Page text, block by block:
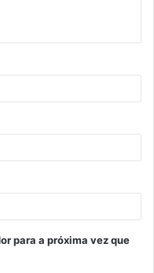
para a próxima vez que